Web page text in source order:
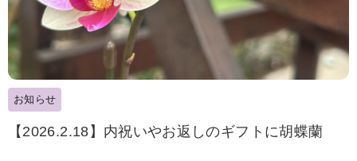
お知らせ
【2026.2.18】内祝いやお返しのギフトに胡蝶蘭